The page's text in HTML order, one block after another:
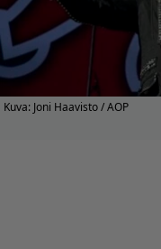
Kuva: Joni Haavisto / AOP